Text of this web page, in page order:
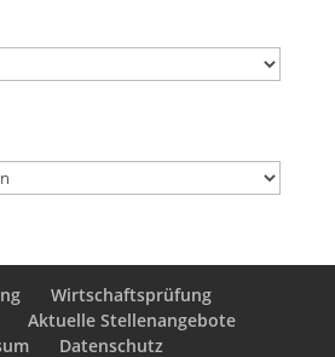
Wirtschaftsprüfung
Aktuelle Stellenangebote
Datenschutz